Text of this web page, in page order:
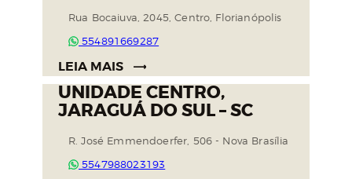
Rua Bocaiuva, 2045, Centro, Florianópolis
554891669287
LEIA MAIS
UNIDADE CENTRO,
JARAGUÁ DO SUL – SC
R. José Emmendoerfer, 506 - Nova Brasília
5547988023193